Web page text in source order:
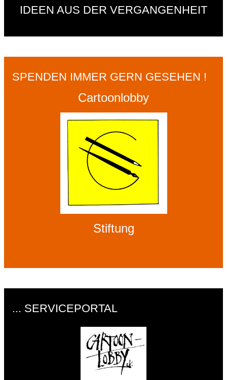
IDEEN AUS DER VERGANGENHEIT
SPENDEN IMMER GERN GESEHEN !
Cartoonlobby
Stiftung
... SERVICEPORTAL